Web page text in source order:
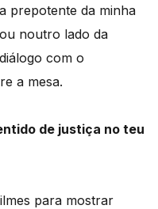
prepotente da minha
noutro lado da
com o
a mesa.
de justiça no teu
para mostrar